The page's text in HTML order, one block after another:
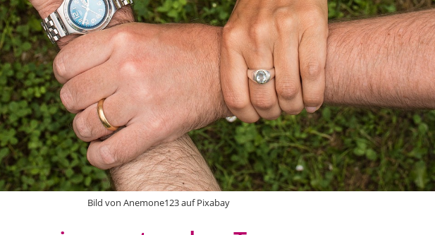
Bild von Anemone123 auf Pixabay